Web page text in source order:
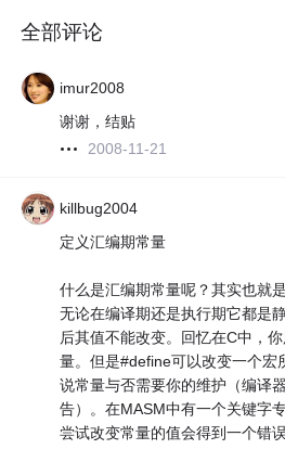
全部评论
imur2008
谢谢，结贴
2008-11-21
killbug2004
定义汇编期常量
什么是汇编期常量呢？其实也就
无论在编译期还是执行期它都是
后其值不能改变。回忆在C中，
量。但是#define可以改变一个宏
说常量与否需要你的维护（编译
告）。在MASM中有一个关键字
尝试改变常量的值会得到一个错误